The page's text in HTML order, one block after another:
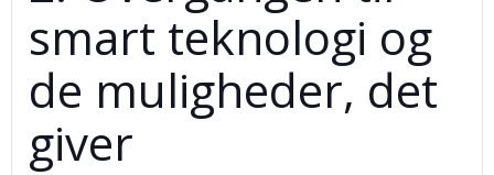
smart teknologi og
de muligheder, det
giver